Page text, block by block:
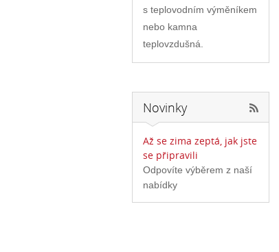
s teplovodním výměníkem
nebo kamna
teplovzdušná.
Novinky
Až se zima zeptá, jak jste
se připravili
Odpovíte výběrem z naší
nabídky